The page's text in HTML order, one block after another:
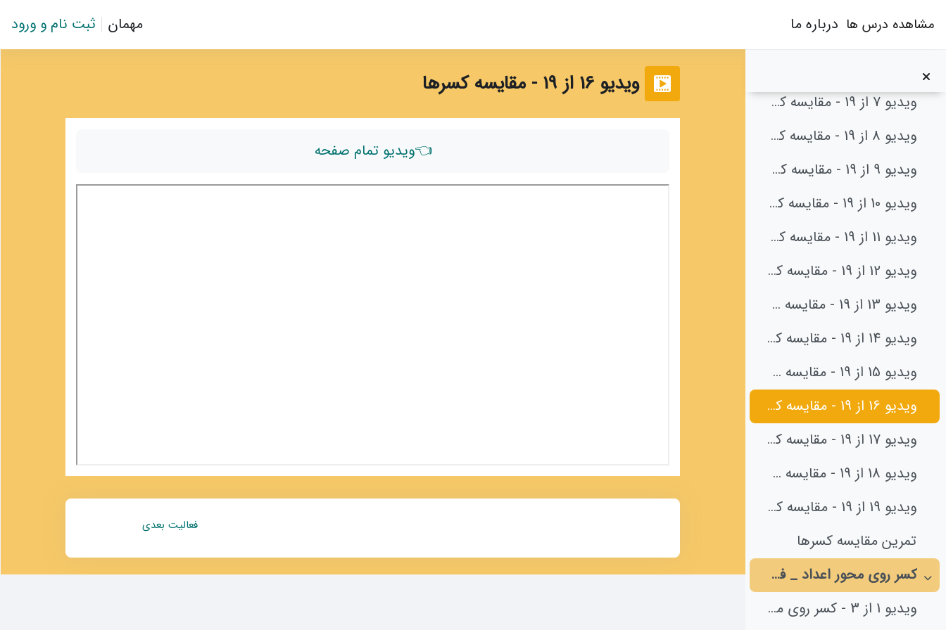
مشاهده درس ها درباره ما مهمان ثبت نام و ورود
ویدیو 7 از 19 - مقایسه کسرها
ویدیو 8 از 19 - مقایسه کسرها
ویدیو 9 از 19 - مقایسه کسرها
ویدیو 10 از 19 - مقایسه کسرها
ویدیو 11 از 19 - مقایسه کسرها
ویدیو 12 از 19 - مقایسه کسرها
ویدیو 13 از 19 - مقایسه کسرها
ویدیو 14 از 19 - مقایسه کسرها
ویدیو 15 از 19 - مقایسه کسرها
ویدیو 16 از 19 - مقایسه کسرها
ویدیو 17 از 19 - مقایسه کسرها
ویدیو 18 از 19 - مقایسه کسرها
ویدیو 19 از 19 - مقایسه کسرها
تمرین مقایسه کسرها
جمع‌کردن
کسر روی محور اعداد _ فصل 3
ویدیو 1 از 3 - کسر روی محور اعداد
ویدیو 16 از 19 - مقایسه کسرها
👈ویدیو تمام صفحه
فعالیت بعدی